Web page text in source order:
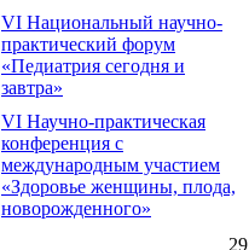
VI Национальный научно-
практический форум
«Педиатрия сегодня и
завтра»
VI Научно-практическая
конференция с
международным участием
«Здоровье женщины, плода,
новорожденного»
29